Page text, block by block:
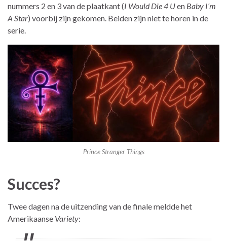
nummers 2 en 3 van de plaatkant (I Would Die 4 Uen Baby I’m
A Star) voorbij zijn gekomen. Beiden zijn niet te horen in de
serie.
Prince Stranger Things
Succes?
Twee dagen na de uitzending van de finale meldde het
Amerikaanse Variety: